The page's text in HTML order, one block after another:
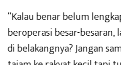
“Kalau benar belum
beroperasi besar-besaran,
di belakangnya? Jangan